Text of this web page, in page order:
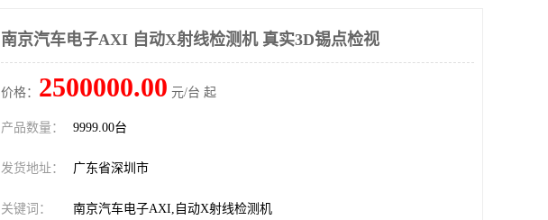
南京汽车电子AXI 自动X射线检测机 真实3D锡点检视
价格： 2500000.00 元/台 起
产品数量： 9999.00台
发货地址： 广东省深圳市
关键词： 南京汽车电子AXI,自动X射线检测机